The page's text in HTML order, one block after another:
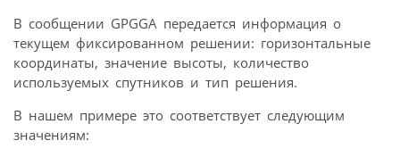
В сообщении GPGGA передается информация о
текущем фиксированном решении: горизонтальные
координаты, значение высоты, количество
используемых спутников и тип решения.
В нашем примере это соответствует следующим
значениям: